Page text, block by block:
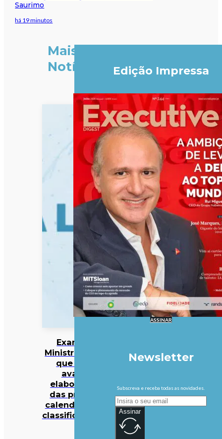
Saurimo
há 19 minutos
Mais
Notícias
Exames:
Ministro pede
que CNE
avalie
elaboração
das provas,
calendários e
classificadores
Edição Impressa
ASSINAR
Newsletter
Subscreva e receba todas as novidades.
Assinar